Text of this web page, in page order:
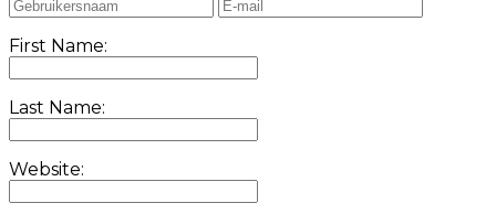
First Name:
Last Name:
Website: